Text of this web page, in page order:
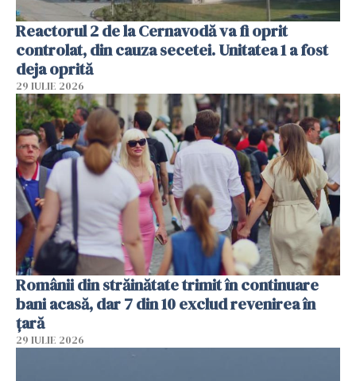
Reactorul 2 de la Cernavodă va fi oprit
controlat, din cauza secetei. Unitatea 1 a fost
deja oprită
29 IULIE 2026
Românii din străinătate trimit în continuare
bani acasă, dar 7 din 10 exclud revenirea în
țară
29 IULIE 2026